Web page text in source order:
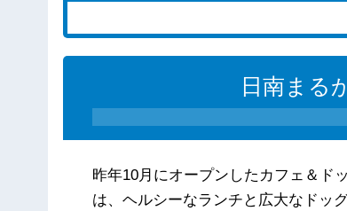
日南まる
昨年10月にオープンしたカフェ＆ド
は、ヘルシーなランチと広大なドッ